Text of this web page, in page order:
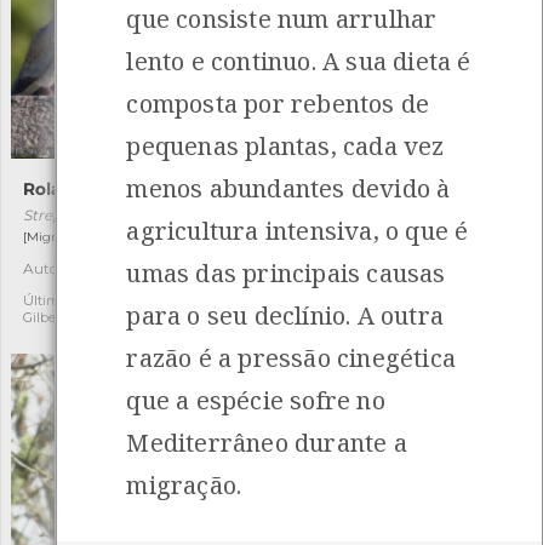
Rola-brava
Streptopelia turtur
[Migrador]
Autóctone
Última observação por:
Gilberto Pereira
1
Melro-d'água
[Residente]
Autóctone
Carlos Silva
que consiste num arrulhar
lento e continuo. A sua dieta é
composta por rebentos de
pequenas plantas, cada vez
menos abundantes devido à
agricultura intensiva, o que é
umas das principais causas
para o seu declínio. A outra
razão é a pressão cinegética
que a espécie sofre no
Mediterrâneo durante a
migração.